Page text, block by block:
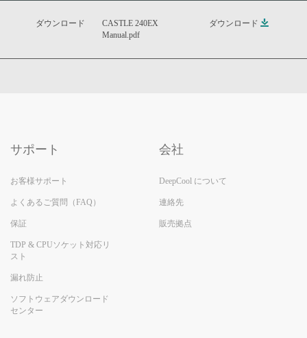
ダウンロード
CASTLE 240EX
Manual.pdf
ダウンロード
サポート
お客様サポート
よくあるご質問（FAQ）
保証
TDP & CPUソケット対応リ
スト
漏れ防止
ソフトウェアダウンロード
センター
会社
DeepCool について
連絡先
販売拠点